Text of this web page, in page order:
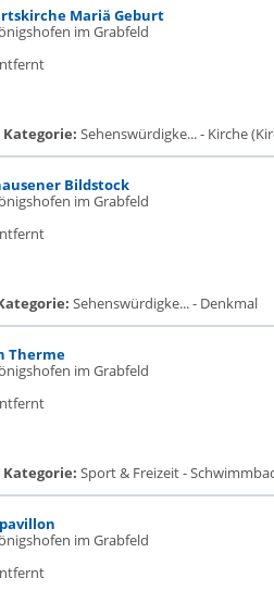
Mariä Geburt
im Grabfeld
Kategorie: Sehenswürdigke... - Kirche
Bildstock
im Grabfeld
Sehenswürdigke... - Denkmal
Therme
im Grabfeld
Kategorie: Sport & Freizeit -
im Grabfeld